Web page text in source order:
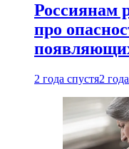
Россиянам
про
2 года спустя2